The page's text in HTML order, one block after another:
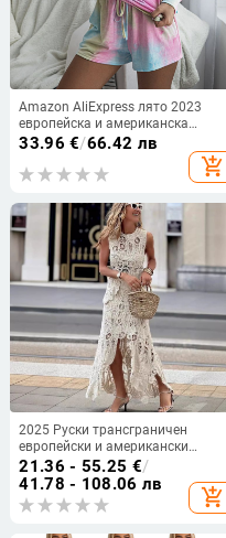
Amazon AliExpress лято 2023
европейска и американска
външна търговия дамско
облекло домашен печат костюм
с кръгло деколте желание
33.96 €/66.42 лв
add_shopping_cart
2025 Руски трансграничен
европейски и американски
Amazon Нов изрязан дантелен
асиметричен костюм с потник и
пола
21.36 - 55.25 €/
41.78 - 108.06 лв
add_shopping_cart